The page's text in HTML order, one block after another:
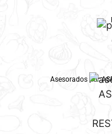
Asesorados por